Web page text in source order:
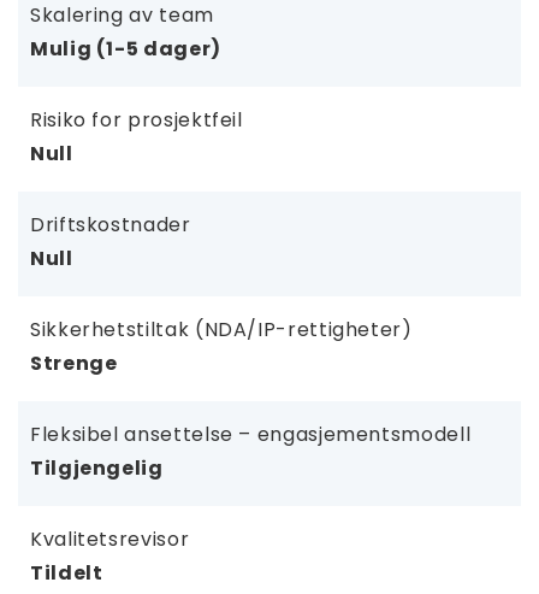
Skalering av team
Mulig (1-5 dager)
Risiko for prosjektfeil
Null
Driftskostnader
Null
Sikkerhetstiltak (NDA/IP-rettigheter)
Strenge
Fleksibel ansettelse – engasjementsmodell
Tilgjengelig
Kvalitetsrevisor
Tildelt